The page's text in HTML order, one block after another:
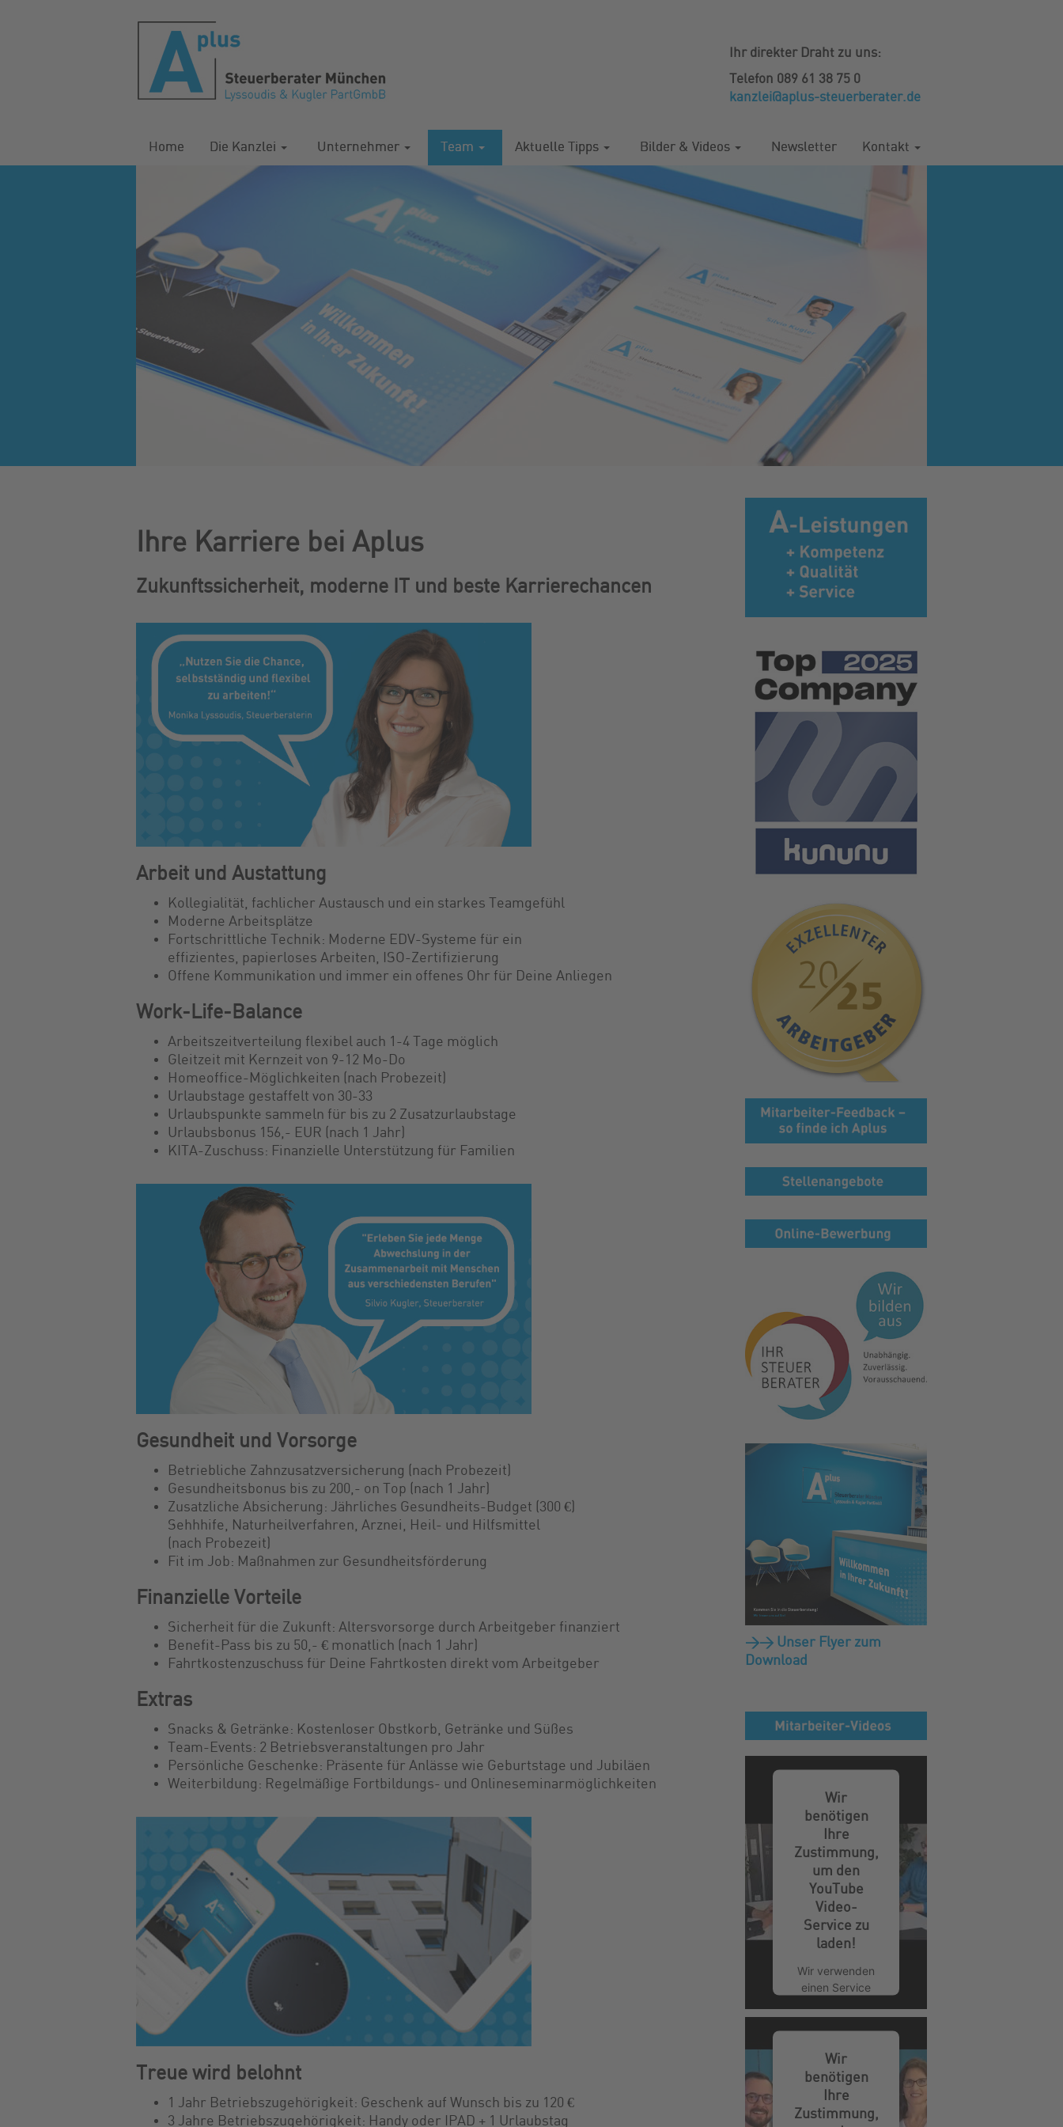
Ihr direkter Draht zu uns:
Telefon 089 61 38 75 0
kanzlei@aplus-steuerberater.de
Home Die Kanzlei Unternehmer Team Aktuelle Tipps Bilder & Videos Newsletter Kontakt
Ihre Karriere bei Aplus
Zukunftssicherheit, moderne IT und beste Karrierechancen
Arbeit und Austattung
Kollegialität, fachlicher Austausch und ein starkes Teamgefühl
Moderne Arbeitsplätze
Fortschrittliche Technik: Moderne EDV-Systeme für ein
effizientes, papierloses Arbeiten, ISO-Zertifizierung
Offene Kommunikation und immer ein offenes Ohr für Deine Anliegen
Work-Life-Balance
Arbeitszeitverteilung flexibel auch 1-4 Tage möglich
Gleitzeit mit Kernzeit von 9-12 Mo-Do
Homeoffice-Möglichkeiten (nach Probezeit)
Urlaubstage gestaffelt von 30-33
Urlaubspunkte sammeln für bis zu 2 Zusatzurlaubstage
Urlaubsbonus 156,- EUR (nach 1 Jahr)
KITA-Zuschuss: Finanzielle Unterstützung für Familien
Gesundheit und Vorsorge
Betriebliche Zahnzusatzversicherung (nach Probezeit)
Gesundheitsbonus bis zu 200,- on Top (nach 1 Jahr)
Zusatzliche Absicherung: Jährliches Gesundheits-Budget (300 €)
Sehhhife, Naturheilverfahren, Arznei, Heil- und Hilfsmittel
(nach Probezeit)
Fit im Job: Maßnahmen zur Gesundheitsförderung
Finanzielle Vorteile
Sicherheit für die Zukunft: Altersvorsorge durch Arbeitgeber finanziert
Benefit-Pass bis zu 50,- € monatlich (nach 1 Jahr)
Fahrtkostenzuschuss für Deine Fahrtkosten direkt vom Arbeitgeber
Extras
Snacks & Getränke: Kostenloser Obstkorb, Getränke und Süßes
Team-Events: 2 Betriebsveranstaltungen pro Jahr
Persönliche Geschenke: Präsente für Anlässe wie Geburtstage und Jubiläen
Weiterbildung: Regelmäßige Fortbildungs- und Onlineseminarmöglichkeiten
Treue wird belohnt
1 Jahr Betriebszugehörigkeit: Geschenk auf Wunsch bis zu 120 €
3 Jahre Betriebszugehörigkeit: Handy oder IPAD + 1 Urlaubstag
>> Unser Flyer zum
Download
Wir
benötigen
Ihre
Zustimmung,
um den
YouTube
Video-
Service zu
laden!
Wir verwenden
einen Service
Drittanbieters,
einzubetten.
Dieser Service
kann Daten zu
Ihren Aktivitäten
sammeln. Bitte
Wir
benötigen
Ihre
Zustimmung,